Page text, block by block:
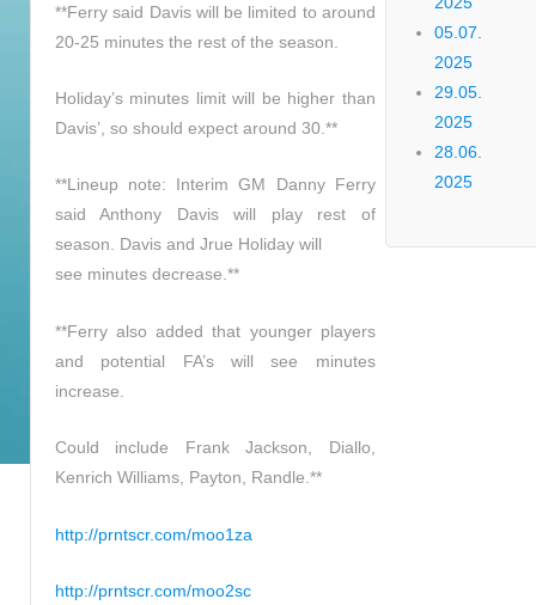
**Ferry said Davis will be limited to around
20-25 minutes the rest of the season.
Holiday’s minutes limit will be higher than
Davis’, so should expect around 30.**
**Lineup note: Interim GM Danny Ferry
said Anthony Davis will play rest of
season. Davis and Jrue Holiday will
see minutes decrease.**
**Ferry also added that younger players
and potential FA’s will see minutes
increase.
Could include Frank Jackson, Diallo,
Kenrich Williams, Payton, Randle.**
http://prntscr.com/moo1za
http://prntscr.com/moo2sc
05.07.
2025
29.05.
2025
28.06.
2025